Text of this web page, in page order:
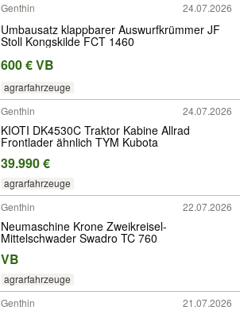
Genthin
24.07.2026
Umbausatz klappbarer Auswurfkrümmer JF
Stoll Kongskilde FCT 1460
600 € VB
agrarfahrzeuge
Genthin
24.07.2026
KIOTI DK4530C Traktor Kabine Allrad
Frontlader ähnlich TYM Kubota
39.990 €
agrarfahrzeuge
Genthin
22.07.2026
Neumaschine Krone Zweikreisel-
Mittelschwader Swadro TC 760
VB
agrarfahrzeuge
Genthin
21.07.2026